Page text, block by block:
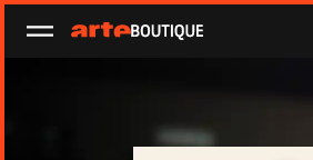
Ouvrir le menu